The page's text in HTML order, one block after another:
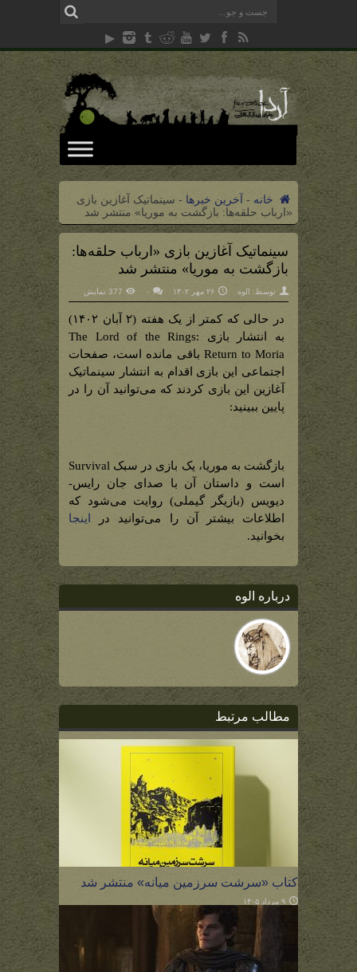
خانه - آخرین خبرها - سینماتیک آغازین بازی
«ارباب حلقه‌ها: بازگشت به موریا» منتشر شد
سینماتیک آغازین بازی «ارباب حلقه‌ها:
بازگشت به موریا» منتشر شد
توسط: الوه ۲۶ مهر ۱۴۰۲ ۰ 377 نمایش
در حالی که کمتر از یک هفته (۲ آبان ۱۴۰۲)
به انتشار بازی The Lord of the Rings:
Return to Moria باقی مانده است، صفحات
اجتماعی این بازی اقدام به انتشار سینماتیک
آغازین این بازی کردند که می‌توانید آن را در
پایین ببینید:
بازگشت به موریا، یک بازی در سبک Survival
است و داستان آن با صدای جان رایس-
دیویس (بازیگر گیملی) روایت می‌شود که
اطلاعات بیشتر آن را می‌توانید در
اینجا
بخوانید.
درباره الوه
مطالب مرتبط
کتاب «سرشت سرزمین میانه» منتشر شد
۹ مرداد ۱۴۰۵